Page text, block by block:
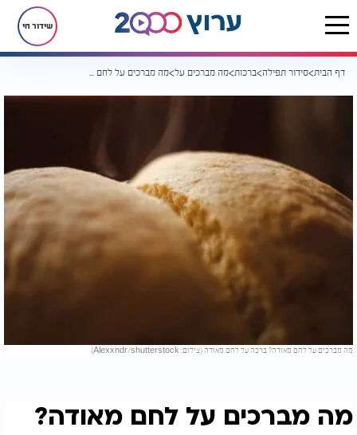
שידור חי
דף הבית סידור תפילה ברכות מה מברכים על מה מברכים על לחם מאודה?
מה מברכים על לחם מאודה? ברכה על לחם מאודה (צילום: Alexxndr/shutterstock)
מה מברכים על לחם מאודה?